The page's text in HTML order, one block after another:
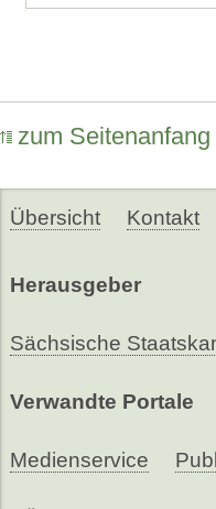
zum Seitenanfang
Übersicht Kontakt
Herausgeber
Sächsische
Verwandte Portale
Medienservice